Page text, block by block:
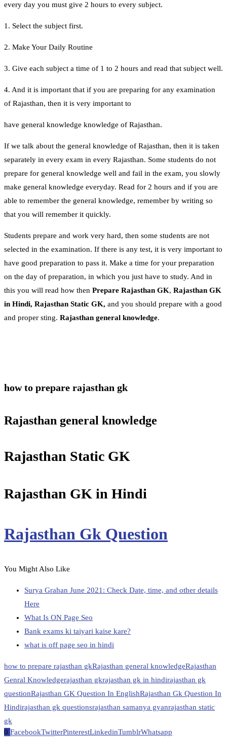
every day you must give 2 hours to every subject.
1. Select the subject first.
2. Make Your Daily Routine
3. Give each subject a time of 1 to 2 hours and read that subject well.
4. And it is important that if you are preparing for any examination
of Rajasthan, then it is very important to
have general knowledge knowledge of Rajasthan.
If we talk about the general knowledge of Rajasthan, then it is taken
separately in every exam in every Rajasthan. Some students do not
prepare for general knowledge well and fail in the exam, you slowly
make general knowledge everyday. Read for 2 hours and if you are
able to remember the general knowledge, remember by writing so
that you will remember it quickly.
Students prepare and work very hard, then some students are not
selected in the examination. If there is any test, it is very important to
have good preparation to pass it. Make a time for your preparation
on the day of preparation, in which you just have to study. And in
this you will read how then Prepare Rajasthan GK, Rajasthan GK
in Hindi, Rajasthan Static GK, and you should prepare with a good
and proper sting. Rajasthan general knowledge.
how to prepare rajasthan gk
Rajasthan general knowledge
Rajasthan Static GK
Rajasthan GK in Hindi
Rajasthan Gk Question
You Might Also Like
Surya Grahan June 2021: Check Date, time, and other details
Here
What Is ON Page Seo
Bank exams ki taiyari kaise kare?
what is off page seo in hindi
how to prepare rajasthan gkRajasthan general knowledgeRajasthan
Genral Knowledgerajasthan gkrajasthan gk in hindirajasthan gk
questionRajasthan GK Question In EnglishRajasthan Gk Question In
Hindirajasthan gk questionsrajasthan samanya gyanrajasthan static
gk
0 FacebookTwitterPinterestLinkedinTumblrWhatsapp